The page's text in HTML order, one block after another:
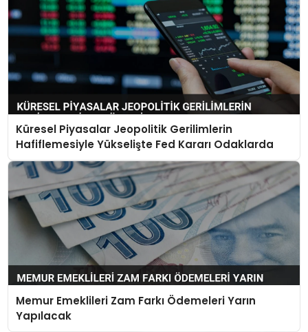
Küresel Piyasalar Jeopolitik Gerilimlerin
Hafiflemesiyle Yükselişte Fed Kararı Odaklarda
Memur Emeklileri Zam Farkı Ödemeleri Yarın
Yapılacak